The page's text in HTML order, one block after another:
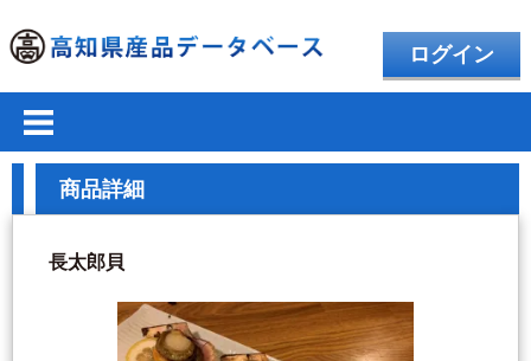
ログイン
商品詳細
長太郎貝